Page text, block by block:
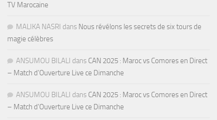
TV Marocaine
MALIKA NASRI dans Nous révélons les secrets de six tours de
magie célèbres
ANSUMOU BILALI dans CAN 2025 : Maroc vs Comores en Direct
– Match d’Ouverture Live ce Dimanche
ANSUMOU BILALI dans CAN 2025 : Maroc vs Comores en Direct
– Match d’Ouverture Live ce Dimanche